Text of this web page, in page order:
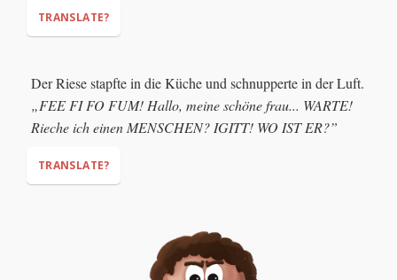
TRANSLATE?
(comes)home from work! He doesn't like humans!(He
likes no humans)Quick! Hide yourself!"
Der Riese stapfte in die Küche und schnupperte in der Luft.
„FEE FI FO FUM! Hallo, meine schöne frau... WARTE!
Rieche ich einen MENSCHEN? IGITT! WO IST ER?”
TRANSLATE?
"FEE FI FO FUM! Hello, my beautiful wife...WAIT! Do I smell a
human? YUCK! WHERE IS HE?"